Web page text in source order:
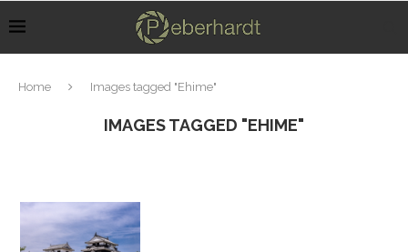
Home Images tagged "Ehime"
IMAGES TAGGED "EHIME"